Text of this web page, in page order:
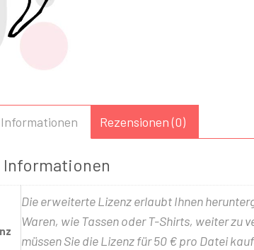
Rezensionen (0)
Die erweiterte Lizenz erlaubt Ihnen
Waren, wie Tassen oder T-Shirts, weiter zu
müssen Sie die Lizenz für 50 € pro Datei